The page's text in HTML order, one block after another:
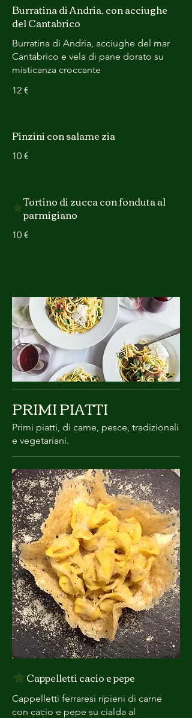
Burratina di Andria, con acciughe
del Cantabrico
Burratina di Andria, acciughe del mar
Cantabrico e vela di pane dorato su
misticanza croccante
12 €
Pinzini con salame zia
10 €
Tortino di zucca con fonduta al
parmigiano
10 €
PRIMI PIATTI
Primi piatti, di carne, pesce, tradizionali
Cappelletti cacio e pepe
Cappelletti ferraresi ripieni di carne
con cacio e pepe su cialda al